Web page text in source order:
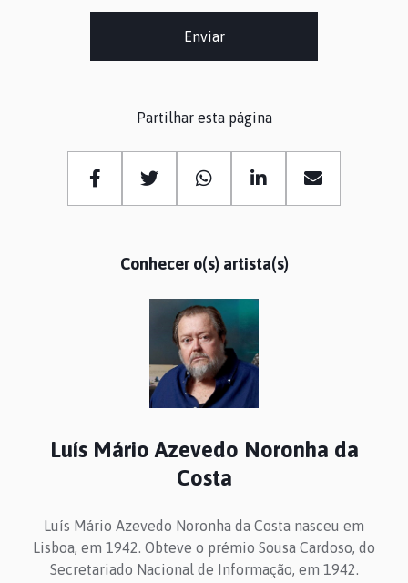
Enviar
Partilhar esta página
Conhecer o(s) artista(s)
Luís Mário Azevedo Noronha da
Costa
Luís Mário Azevedo Noronha da Costa nasceu em
Lisboa, em 1942. Obteve o prémio Sousa Cardoso, do
Secretariado Nacional de Informação, em 1942.